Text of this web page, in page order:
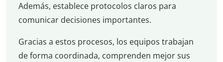
Además, establece protocolos claros para
comunicar decisiones importantes.
Gracias a estos procesos, los equipos trabajan
de forma coordinada, comprenden mejor sus